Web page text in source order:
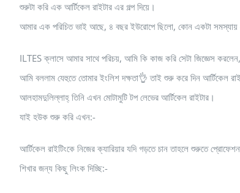
শুরুটা করি এক আর্টিকেল রাইটার এর গল্প দিয়ে।
আমার এক পরিচিত ভাই আছে, ৪ বছর ইউরোপে ছিলো, কোন একটা সমস্যায়
ILTES ক্লাসে আমার সাথে পরিচয়, আমি কি কাজ করি সেটা জিজ্ঞেস
আমি বললাম যেহুতে তোমার ইংলিশ দক্ষতা👌 তাই শুরু করে দিন আর্টিকেল
আলহামদুলিল্লাহ্‌ তিনি এখন মোটামুটি টপ লেভের আর্টিকেল রাইটার।
যাই হউক শুরু করি এখন:-
আর্টিকেল রাইটিংকে নিজের ক্যারিয়ার যদি গড়তে চান তাহলে শুরুতে
শিখার জন্য কিছু লিংক দিচ্ছি:-